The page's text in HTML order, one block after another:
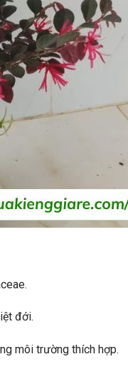
đới.
môi trường thích hợp.